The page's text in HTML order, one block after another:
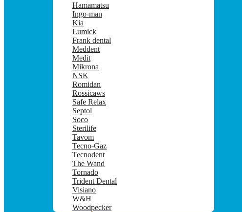
Hamamatsu
Ingo-man
Kia
Lumick
Frank dental
Meddent
Medit
Mikrona
NSK
Romidan
Rossicaws
Safe Relax
Septol
Soco
Sterilife
Tavom
Tecno-Gaz
Tecnodent
The Wand
Tornado
Trident Dental
Visiano
W&H
Woodpecker